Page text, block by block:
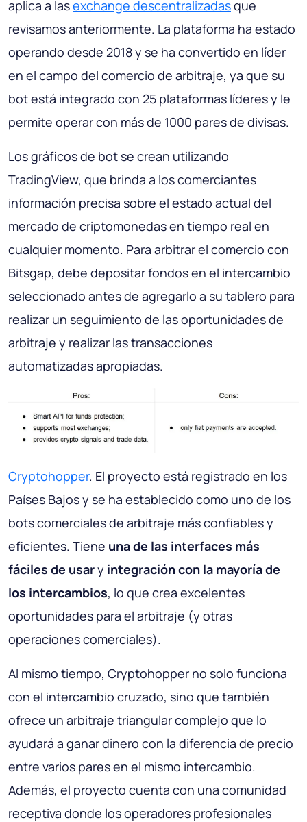
aplica a lasexchange descentralizadasque
revisamos anteriormente. La plataforma ha estado
operando desde 2018 y se ha convertido en líder
en el campo del comercio de arbitraje, ya que su
bot está integrado con 25 plataformas líderes y le
permite operar con más de 1000 pares de divisas.
Los gráficos de bot se crean utilizando
TradingView, que brinda a los comerciantes
información precisa sobre el estado actual del
mercado de criptomonedas en tiempo real en
cualquier momento. Para arbitrar el comercio con
Bitsgap, debe depositar fondos en el intercambio
seleccionado antes de agregarlo a su tablero para
realizar un seguimiento de las oportunidades de
arbitraje y realizar las transacciones
automatizadas apropiadas.
Cryptohopper. El proyecto está registrado en los
Países Bajos y se ha establecido como uno de los
bots comerciales de arbitraje más confiables y
eficientes. Tiene una de las interfaces más
fáciles de usary integración con la mayoría de
los intercambios, lo que crea excelentes
oportunidades para el arbitraje (y otras
operaciones comerciales).
Al mismo tiempo, Cryptohopper no solo funciona
con el intercambio cruzado, sino que también
ofrece un arbitraje triangular complejo que lo
ayudará a ganar dinero con la diferencia de precio
entre varios pares en el mismo intercambio.
Además, el proyecto cuenta con una comunidad
receptiva donde los operadores profesionales